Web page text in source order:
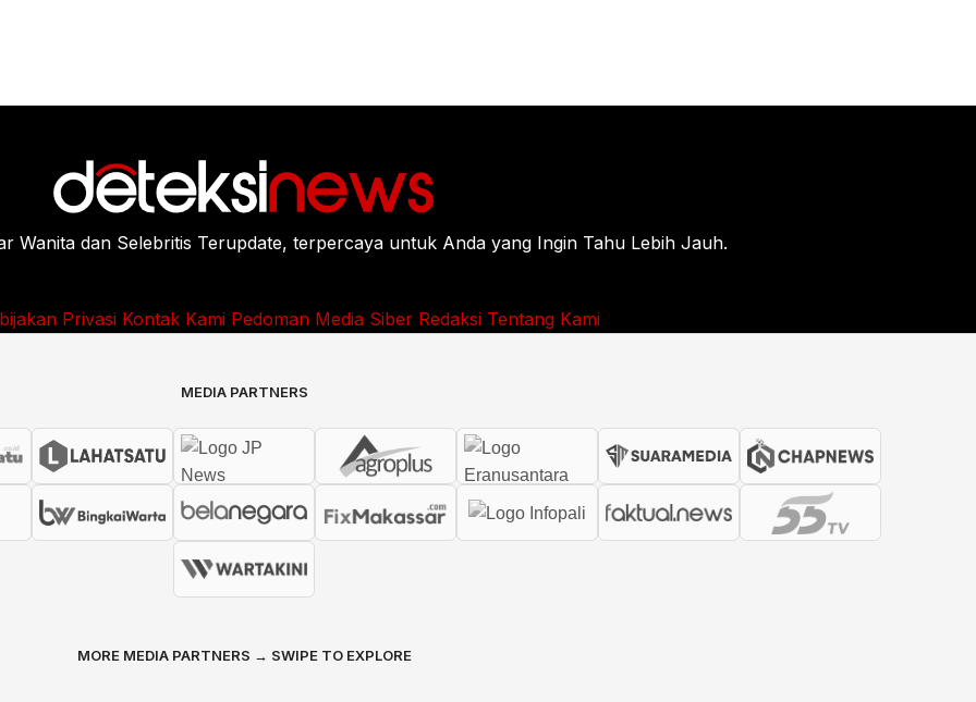
Wanita dan Selebritis Terupdate, terpercaya untuk Anda yang Ingin Tahu Lebih Jauh.
Privasi Kontak Kami Pedoman Media Siber Redaksi Tentang Kami
MEDIA PARTNERS
MORE MEDIA PARTNERS → SWIPE TO EXPLORE